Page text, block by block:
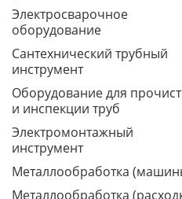
Электросварочное
оборудование
Сантехнический трубный
инструмент
Оборудование для
и инспекции труб
Электромонтажный
инструмент
Металлообработка
Металлообработка